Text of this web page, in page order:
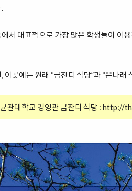
서 대표적으로 가장 많은 학생들이 이
이곳에는 원래 “금잔디 식당”과 “은나
관대학교 경영관 금잔디 식당 : http://